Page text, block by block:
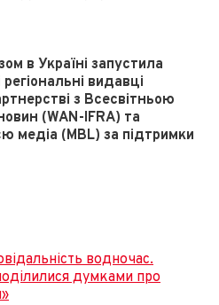
в Україні запустила
видавці
з Всесвітньою
(WAN-IFRA) та
медіа (MBL) за підтримки
водночас.
думками про